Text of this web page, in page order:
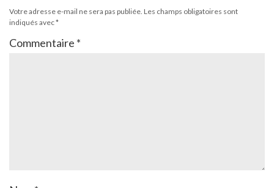
Votre adresse e-mail ne sera pas publiée. Les champs obligatoires sont
indiqués avec*
Commentaire *